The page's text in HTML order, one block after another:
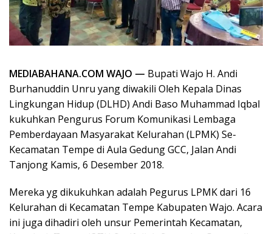
MEDIABAHANA.COM WAJO — Bupati Wajo H. Andi
Burhanuddin Unru yang diwakili Oleh Kepala Dinas
Lingkungan Hidup (DLHD) Andi Baso Muhammad Iqbal
kukuhkan Pengurus Forum Komunikasi Lembaga
Pemberdayaan Masyarakat Kelurahan (LPMK) Se-
Kecamatan Tempe di Aula Gedung GCC, Jalan Andi
Tanjong Kamis, 6 Desember 2018.
Mereka yg dikukuhkan adalah Pegurus LPMK dari 16
Kelurahan di Kecamatan Tempe Kabupaten Wajo. Acara
ini juga dihadiri oleh unsur Pemerintah Kecamatan,